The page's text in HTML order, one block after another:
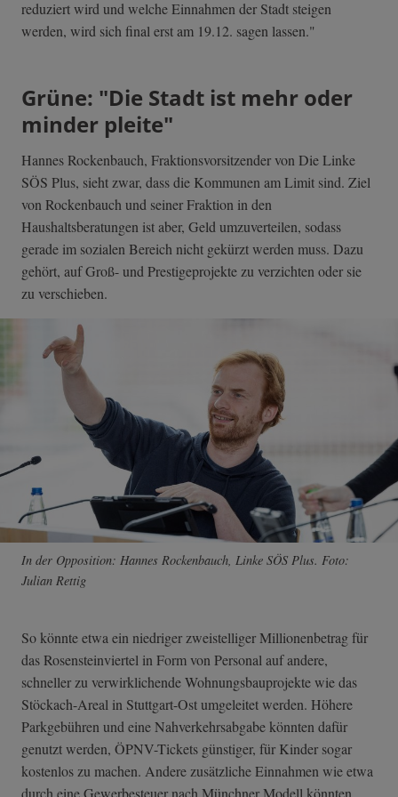
reduziert wird und welche Einnahmen der Stadt steigen
werden, wird sich final erst am 19.12. sagen lassen."
Grüne: "Die Stadt ist mehr oder
minder pleite"
Hannes Rockenbauch, Fraktionsvorsitzender von Die Linke
SÖS Plus, sieht zwar, dass die Kommunen am Limit sind. Ziel
von Rockenbauch und seiner Fraktion in den
Haushaltsberatungen ist aber, Geld umzuverteilen, sodass
gerade im sozialen Bereich nicht gekürzt werden muss. Dazu
gehört, auf Groß- und Prestigeprojekte zu verzichten oder sie
zu verschieben.
In der Opposition: Hannes Rockenbauch, Linke SÖS Plus. Foto:
Julian Rettig
So könnte etwa ein niedriger zweistelliger Millionenbetrag für
das Rosensteinviertel in Form von Personal auf andere,
schneller zu verwirklichende Wohnungsbauprojekte wie das
Stöckach-Areal in Stuttgart-Ost umgeleitet werden. Höhere
Parkgebühren und eine Nahverkehrsabgabe könnten dafür
genutzt werden, ÖPNV-Tickets günstiger, für Kinder sogar
kostenlos zu machen. Andere zusätzliche Einnahmen wie etwa